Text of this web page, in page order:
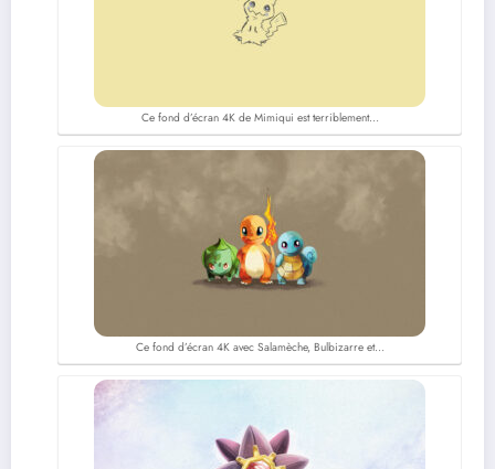
Ce fond d’écran 4K de Mimiqui est terriblement…
Ce fond d’écran 4K avec Salamèche, Bulbizarre et…